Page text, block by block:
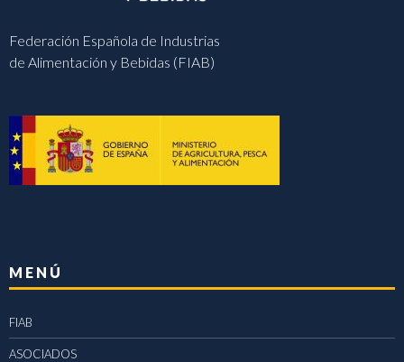
Federación Española de Industrias
de Alimentación y Bebidas (FIAB)
MENÚ
FIAB
ASOCIADOS